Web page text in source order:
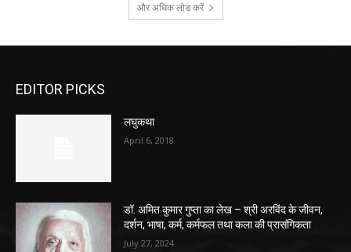
और अधिक लोड करें
EDITOR PICKS
लघुकथा
April 6, 2018
डॉ. अमित कुमार गुप्ता का लेख – श्री अरविंद के जीवन,
दर्शन, भाषा, कर्म, कर्मफल तथा कला की प्रासंगिकता
July 27, 2024